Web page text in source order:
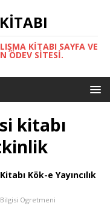
KITABI SAYFA VE
ÖDEV SITESI.
kitabı
Kök-e Yayıncılık
Ogretmeni